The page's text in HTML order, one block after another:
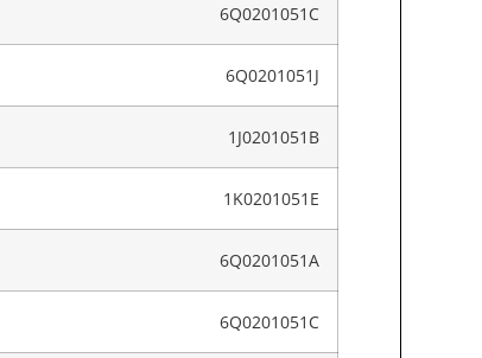
6Q0201051C
6Q0201051J
1J0201051B
1K0201051E
6Q0201051A
6Q0201051C